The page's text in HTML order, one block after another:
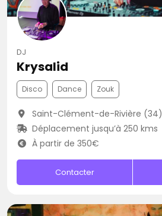
DJ
Krysalid
Disco Dance Zouk
Saint-Clément-de-Rivière (34)
Déplacement jusqu’à 250 kms
À partir de 350€
Contacter